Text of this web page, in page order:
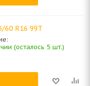
60 R16 99T
(осталось 5 шт.)